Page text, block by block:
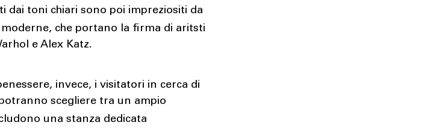
dai toni chiari sono poi impreziositi da
che portano la firma di aritsti
e Alex Katz.
invece, i visitatori in cerca di
scegliere tra un ampio
una stanza dedicata